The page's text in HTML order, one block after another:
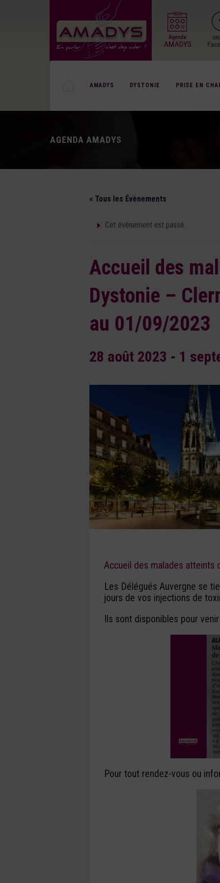
AMADYS DYSTONIE PRISE EN
AGENDA AMADYS
« Tous les Évènements
Cet évènement est passé.
Accueil des
Dystonie –
au 01/09/2023
28 août 2023 - 1
Accueil des malades atteints
Les Délégués Auvergne se
jours de vos injections de
Ils sont disponibles pour
Pour tout rendez-vous ou